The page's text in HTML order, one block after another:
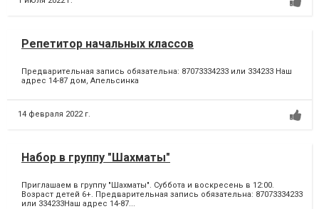
Репетитор начальных классов
Предварительная запись обязательна: 87073334233 или 334233 Наш
адрес 14-87 дом, Апельсинка
14 февраля 2022 г.
Набор в группу "Шахматы"
Приглашаем в группу "Шахматы". Суббота и воскресень в 12:00.
Возраст детей 6+. Предварительная запись обязательна: 87073334233
или 334233Наш адрес 14-87...